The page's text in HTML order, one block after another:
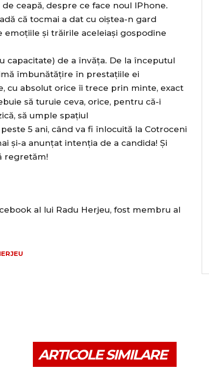
ceapă, despre ce face noul IPhone.
că tocmai a dat cu oiștea-n gard
emoțiile și trăirile aceleiași gospodine
capacitate) de a învăța. De la începutul
îmbunătățire în prestațiile ei
cu absolut orice îi trece prin minte, exact
să turuie ceva, orice, pentru că-i
să umple spațiul
5 ani, când va fi înlocuită la Cotroceni
și-a anunțat intenția de a candida! Și
regretăm!
al lui Radu Herjeu, fost membru al
ARTICOLE SIMILARE